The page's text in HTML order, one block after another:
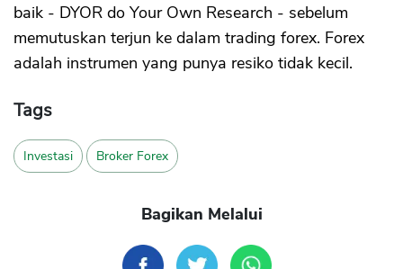
baik - DYOR do Your Own Research - sebelum
memutuskan terjun ke dalam trading forex. Forex
adalah instrumen yang punya resiko tidak kecil.
Tags
Investasi Broker Forex
Bagikan Melalui